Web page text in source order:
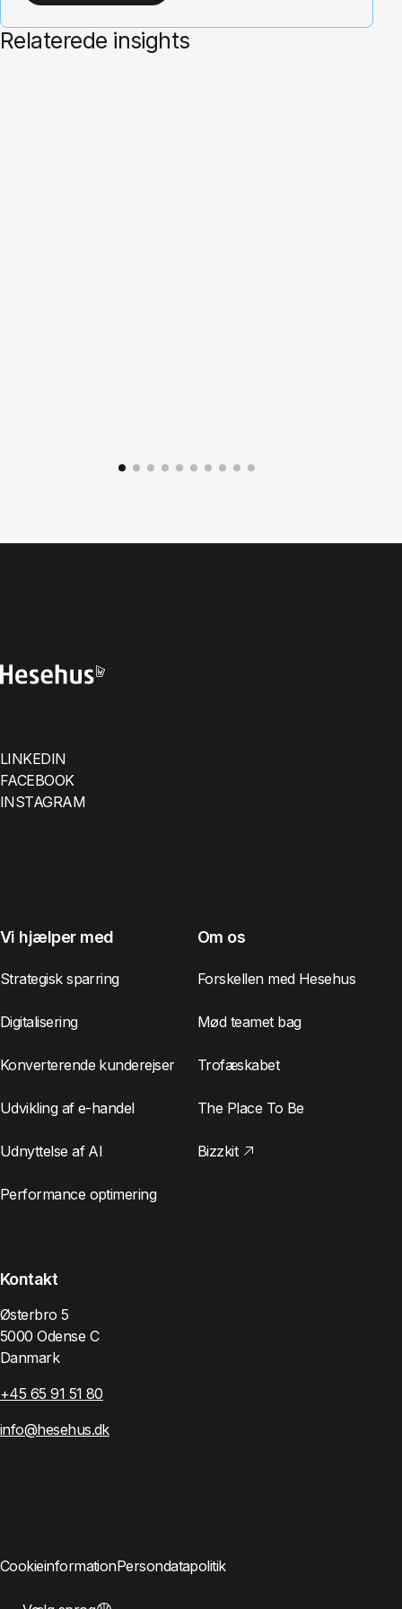
Relaterede insights
LINKEDIN
FACEBOOK
INSTAGRAM
Vi hjælper med
Strategisk sparring
Digitalisering
Konverterende kunderejser
Udvikling af e-handel
Udnyttelse af AI
Performance optimering
Om os
Forskellen med Hesehus
Mød teamet bag
Trofæskabet
The Place To Be
Bizzkit
Kontakt
Østerbro 5
5000 Odense C
Danmark
+45 65 91 51 80
info@hesehus.dk
CookieinformationPersondatapolitik